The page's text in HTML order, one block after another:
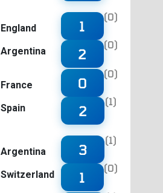
England
Argentina
1
(0)
2
(0)
France
Spain
0
(0)
2
(1)
Argentina
Switzerland
3
(1)
1
(0)